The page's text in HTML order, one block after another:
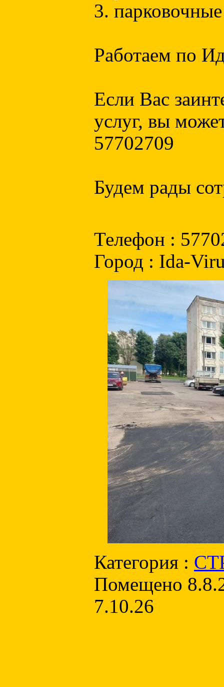
3.
Работаем по
Если Вас
услуг, вы
57702709
Будем рады
Телефон :
Город : Ida-
Категория :
Помещено
7.10.26